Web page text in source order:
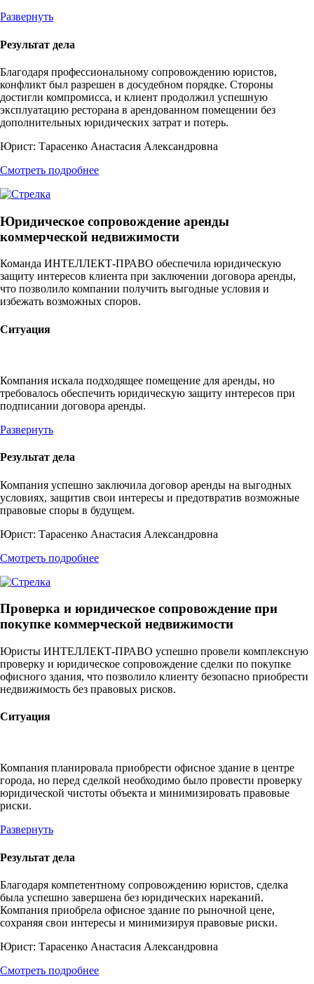
Развернуть
Результат дела
Благодаря профессиональному сопровождению юристов,
конфликт был разрешен в досудебном порядке. Стороны
достигли компромисса, и клиент продолжил успешную
эксплуатацию ресторана в арендованном помещении без
дополнительных юридических затрат и потерь.
Юрист: Тарасенко Анастасия Александровна
Смотреть подробнее
Юридическое сопровождение аренды
коммерческой недвижимости
Команда ИНТЕЛЛЕКТ-ПРАВО обеспечила юридическую
защиту интересов клиента при заключении договора аренды,
что позволило компании получить выгодные условия и
избежать возможных споров.
Ситуация
Компания искала подходящее помещение для аренды, но
требовалось обеспечить юридическую защиту интересов при
подписании договора аренды.
Развернуть
Результат дела
Компания успешно заключила договор аренды на выгодных
условиях, защитив свои интересы и предотвратив возможные
правовые споры в будущем.
Юрист: Тарасенко Анастасия Александровна
Смотреть подробнее
Проверка и юридическое сопровождение при
покупке коммерческой недвижимости
Юристы ИНТЕЛЛЕКТ-ПРАВО успешно провели комплексную
проверку и юридическое сопровождение сделки по покупке
офисного здания, что позволило клиенту безопасно приобрести
недвижимость без правовых рисков.
Ситуация
Компания планировала приобрести офисное здание в центре
города, но перед сделкой необходимо было провести проверку
юридической чистоты объекта и минимизировать правовые
риски.
Развернуть
Результат дела
Благодаря компетентному сопровождению юристов, сделка
была успешно завершена без юридических нареканий.
Компания приобрела офисное здание по рыночной цене,
сохраняя свои интересы и минимизируя правовые риски.
Юрист: Тарасенко Анастасия Александровна
Смотреть подробнее